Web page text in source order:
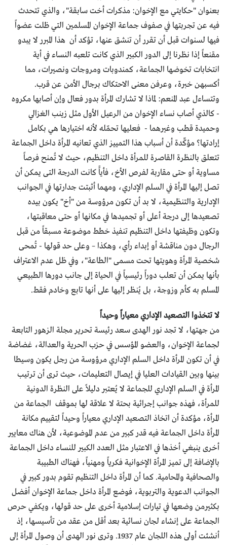
بعنوان "حكايتي مع الإخوان: مذكرات أخت سابقة"، والذي تتحدث
فيه عن تجربتها في صفوف جماعة الإخوان المسلمين التي ظلت عضواً
فيها لسنوات قبل أن تقرر أن تنشق عنها، تؤكد أن هذا المبرر لا يبدو
مقنعاً إذا نظرنا إلى الدور الكبير الذي كانت تلعبه النساء في أية
انتخابات تخوضها الجماعة، كمندوبات ومروجات ونصيرات، مما
أكسبهن خبرة، وعرفن معنى الاحتكاك برجال الأمن عن قرب.
وتتساءل عبد المنعم: لماذا لا تشارك المرأة بدور فعال وإن أصابها مكروه
- كالذي أصاب نساء الإخوان من الرعيل الأول مثل زينب الغزالي
وحميدة قطب وغيرهما - فعليها تحمّله لأنه اختيارها هي بكامل
إرادتها؟ مؤكِّدة أن أسباب هذا التمييز الذي تعانيه المرأة داخل الجماعة
تتعلق بالنظرة القاصرة للمرأة داخل التنظيم، حيث لا تُمنح فرصاً
مساوية أو حتى مقاربة لفرص الأخ، فأياًَ كانت الدرجة التى يمكن أن
تصل إليها المرأة في السلم الإداري، ومهما أثبتت جدارتها في الجوانب
الإدارية والتنظيمية، لا بد أن تكون مرؤوسة من "أخ" يكون بيده
تصعيدها إلى درجة أعلى أو تجميدها في مكانها أو حتى معاقبتها،
وتكون وظيفتها داخل التنظيم تنفيذ خطط موضوعة مسبقاً من قبل
الرجال دون مناقشة أو إبداء رأي، وهكذا – وعلى حد قولها - تُمحى
شخصية المرأة وهويتها تحت مسمى "الطاعة"، وفي ظل عدم الاعتراف
بأنها يمكن أن تعلب دوراً رئيسياً في الحياة إلى جانب دورها الطبيعي
المسلم به كأم وزوجة، بل يُنظر إليها على أنها تابع وخادم فقط.
لا تتخذوا التصعيد الإداري معياراً وحيداً
من جهتها، لا تجد نور الهدى سعد رئيسة تحرير مجلة الزهور التابعة
لجماعة الإخوان، والعضو المؤسس في حزب الحرية والعدالة، غضاضة
في أن تكون المرأة داخل السلم الإداري مرؤوسة من رجل يكون وسيطا
بينها وبين القيادات العليا في إيصال التعليمات، حيث ترى أن ترتيب
المرأة في السلم الإداري للجماعة لا يُعتبر دليلاً على النظرة الدونية
للمرأة، فهذه جوانب إجرائية بحتة لا علاقة لها بموقف الجماعة من
المرأة، مؤكدة أن اتخاذ التصعيد الإداري معياراً وحيداً لتقييم مكانة
المرأة داخل الجماعة فيه قدر كبير من عدم الموضوعية، لأن هناك معايير
أخرى ينبغي أخذها في الاعتبار مثل العدد الكبير للنساء داخل الجماعة
بالإضافة إلى تميز المرأة الإخوانية فكرياً ومهنياً، فهناك الطبيبة
والصحافية والمحامية. كما أن المرأة داخل التنظيم تقوم بدور كبير في
الجوانب الدعوية والتربوية، فوضع المرأة داخل جماعة الإخوان أفضل
بكثيرمن وضعها في تيارات إسلامية أخرى على حد قولها، ويكفي حرص
الجماعة على إنشاء لجان نسائية بعد أقل من عقد من تأسيسها، إذ
أنشئت أولى هذه اللجان عام 1937. وترى نور الهدى أن وصول المرأة إلى